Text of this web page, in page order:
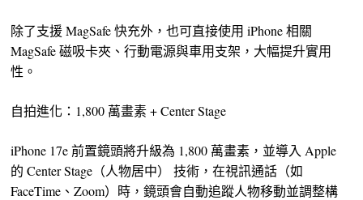
除了支援 MagSafe 快充外，也可直接使用 iPhone 相關
MagSafe 磁吸卡夾、行動電源與車用支架，大幅提升實用
性。
自拍進化：1,800 萬畫素 + Center Stage
iPhone 17e 前置鏡頭將升級為 1,800 萬畫素，並導入 Apple
的 Center Stage（人物居中） 技術，在視訊通話（如
FaceTime、Zoom）時，鏡頭會自動追蹤人物移動並調整構